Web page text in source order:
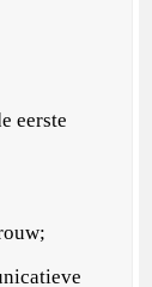
eerste